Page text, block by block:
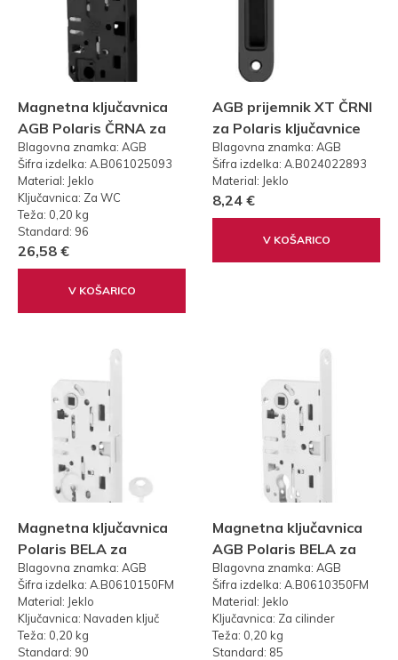
Magnetna ključavnica
AGB Polaris ČRNA za
WC (50-96mm)
Blagovna znamka: AGB
Šifra izdelka: A.B061025093
Material: Jeklo
Ključavnica: Za WC
Teža: 0,20 kg
Standard: 96
26,58 €
V KOŠARICO
AGB prijemnik XT ČRNI
za Polaris ključavnice
Blagovna znamka: AGB
Šifra izdelka: A.B024022893
Material: Jeklo
8,24 €
V KOŠARICO
Magnetna ključavnica
Polaris BELA za
navaden ključ (50-
90mm)
Blagovna znamka: AGB
Šifra izdelka: A.B0610150FM
Material: Jeklo
Ključavnica: Navaden ključ
Teža: 0,20 kg
Standard: 90
Magnetna ključavnica
AGB Polaris BELA za
cilinder (50-85mm)
Blagovna znamka: AGB
Šifra izdelka: A.B0610350FM
Material: Jeklo
Ključavnica: Za cilinder
Teža: 0,20 kg
Standard: 85